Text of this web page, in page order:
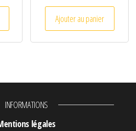
Ce produit a plusieurs variations. Les
Ajouter au panier
INFORMATIONS
légales